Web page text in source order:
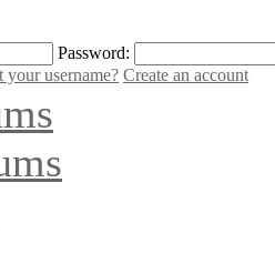
Password:
your username? Create an account